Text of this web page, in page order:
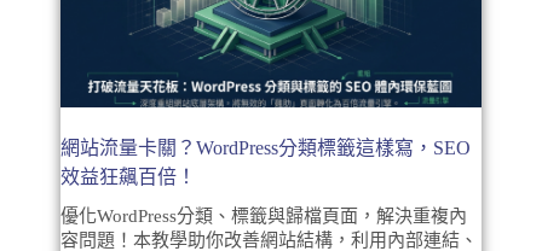
網站流量卡關？WordPress分類標籤這樣寫，SEO
效益狂飆百倍！
優化WordPress分類、標籤與歸檔頁面，解決重複內
容問題！本教學助你改善網站結構，利用內部連結、